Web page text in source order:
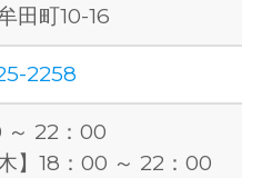
田町10-16
2258
～ 22：00
木】18：00 ～ 22：00